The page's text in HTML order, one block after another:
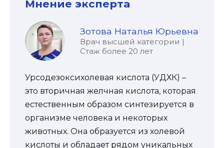
Мнение эксперта
Зотова Наталья Юрьевна
Врач высшей категории |
Стаж более 20 лет
Урсодезоксихолевая кислота (УДХК) –
это вторичная желчная кислота, которая
естественным образом синтезируется в
организме человека и некоторых
животных. Она образуется из холевой
кислоты и обладает рядом уникальных